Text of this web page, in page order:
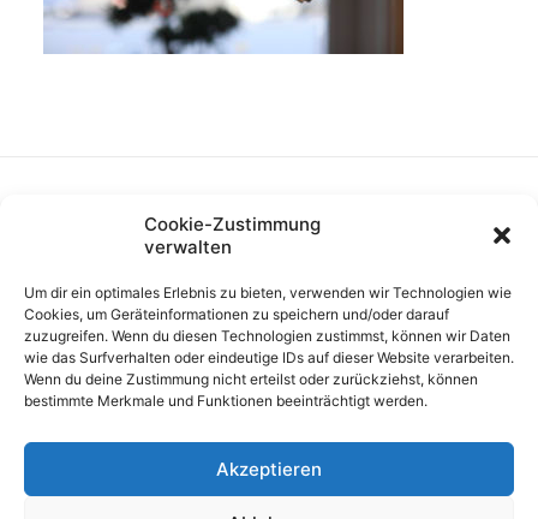
Cookie-Zustimmung
verwalten
Um dir ein optimales Erlebnis zu bieten, verwenden wir Technologien wie
Cookies, um Geräteinformationen zu speichern und/oder darauf
zuzugreifen. Wenn du diesen Technologien zustimmst, können wir Daten
wie das Surfverhalten oder eindeutige IDs auf dieser Website verarbeiten.
Wenn du deine Zustimmung nicht erteilst oder zurückziehst, können
bestimmte Merkmale und Funktionen beeinträchtigt werden.
Akzeptieren